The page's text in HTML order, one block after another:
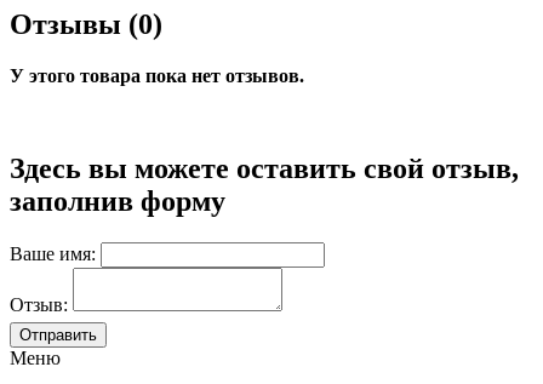
Отзывы (0)
У этого товара пока нет отзывов.
Здесь вы можете оставить свой отзыв,
заполнив форму
Ваше имя:
Отзыв:
Меню